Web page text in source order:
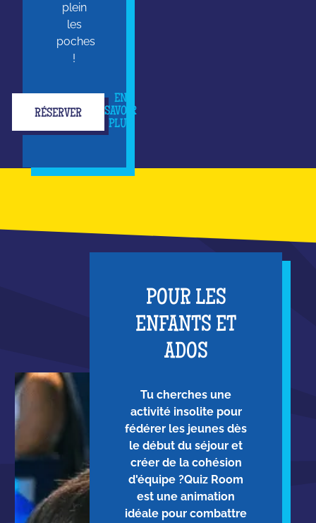
plein
les
poches
!
RÉSERVER
EN
SAVOIR
PLUS
POUR LES
ENFANTS ET
ADOS
Tu cherches une
activité insolite pour
fédérer les jeunes dès
le début du séjour et
créer de la cohésion
d'équipe ?Quiz Room
est une animation
idéale pour combattre